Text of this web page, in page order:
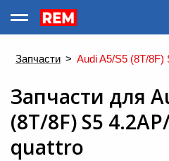
Каталог товаров
Запчасти > Audi A5/S5 (8T/8F)
Запчасти для
(8T/8F) S5
quattro